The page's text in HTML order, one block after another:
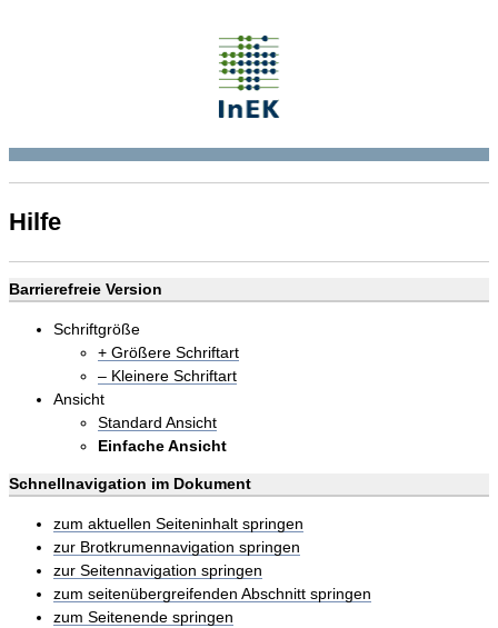
Hilfe
Barrierefreie Version
Schriftgröße
+ Größere Schriftart
– Kleinere Schriftart
Ansicht
Standard Ansicht
Einfache Ansicht
Schnellnavigation im Dokument
zum aktuellen Seiteninhalt springen
zur Brotkrumennavigation springen
zur Seitennavigation springen
zum seitenübergreifenden Abschnitt springen
zum Seitenende springen